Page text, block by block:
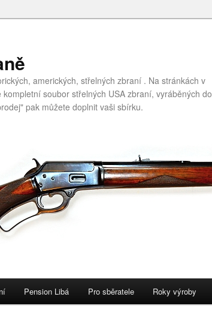
amerických, střelných zbraní . Na stránkách v
soubor střelných USA zbraní, vyráběných do
pak můžete doplnit vaši sbírku.
Pension Libá Pro sběratele Roky výroby